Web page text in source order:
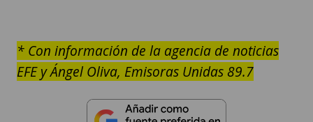
* Con información de la agencia de noticias
EFE y Ángel Oliva, Emisoras Unidas 89.7